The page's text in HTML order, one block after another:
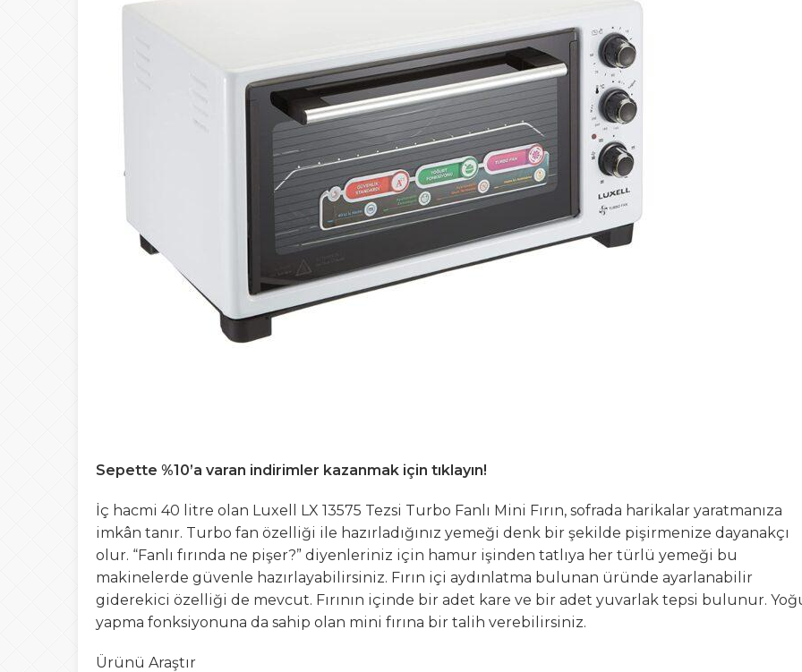
Sepette %10’a varan indirimler kazanmak için tıklayın!
İç hacmi 40 litre olan Luxell LX 13575 Tezsi Turbo Fanlı Mini Fırın, sofrada harikalar yaratmanıza
imkân tanır. Turbo fan özelliği ile hazırladığınız yemeği denk bir şekilde pişirmenize dayanakçı
olur. “Fanlı fırında ne pişer?” diyenleriniz için hamur işinden tatlıya her türlü yemeği bu
makinelerde güvenle hazırlayabilirsiniz. Fırın içi aydınlatma bulunan üründe ayarlanabilir
giderekici özelliği de mevcut. Fırının içinde bir adet kare ve bir adet yuvarlak tepsi bulunur.
yapma fonksiyonuna da sahip olan mini fırına bir talih verebilirsiniz.
Ürünü Araştır